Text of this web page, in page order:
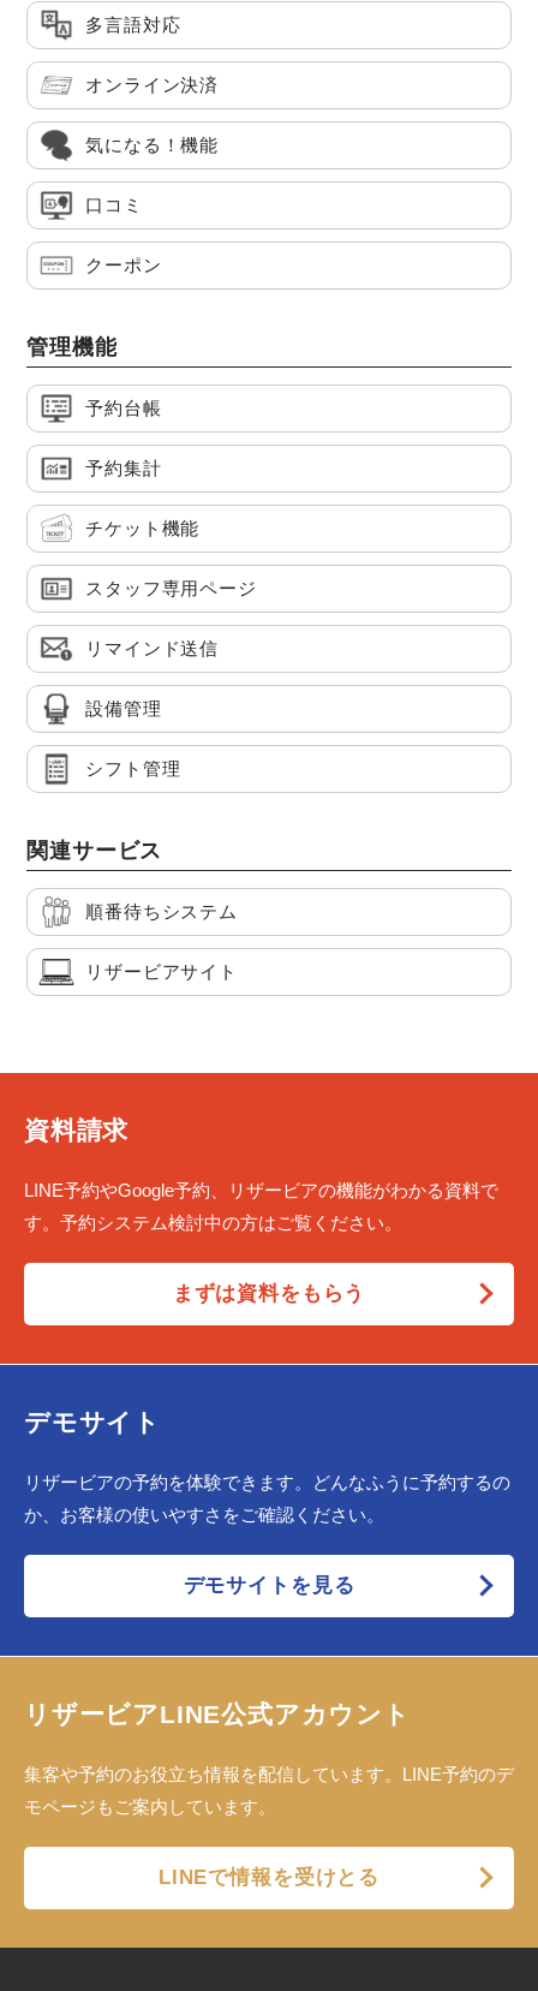
多言語対応
オンライン決済
気になる！機能
口コミ
クーポン
管理機能
予約台帳
予約集計
チケット機能
スタッフ専用ページ
リマインド送信
設備管理
シフト管理
関連サービス
順番待ちシステム
リザービアサイト
資料請求
LINE予約やGoogle予約、リザービアの機能がわかる資料で
す。予約システム検討中の方はご覧ください。
まずは資料をもらう
デモサイト
リザービアの予約を体験できます。どんなふうに予約するの
か、お客様の使いやすさをご確認ください。
デモサイトを見る
リザービアLINE公式アカウント
集客や予約のお役立ち情報を配信しています。LINE予約のデ
モページもご案内しています。
LINEで情報を受けとる